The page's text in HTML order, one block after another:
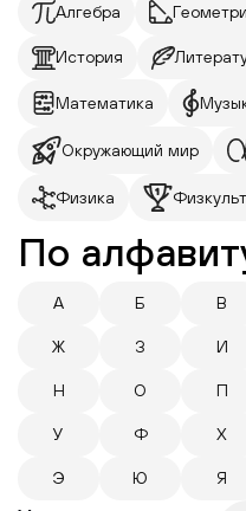
Алгебра
История
Математика
Окружающий мир
Физика
По
А Б В
Ж З И
Н О П
У Ф Х
Э Ю Я